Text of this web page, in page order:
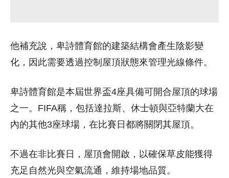
他補充說，卑詩體育館的建築結構會產生陰影變
化，因此需要透過控制屋頂狀態來管理光線條件。
卑詩體育館是本屆世界盃4座具備可開合屋頂的球場
之一。FIFA稱，包括達拉斯、休士頓與亞特蘭大在
內的其他3座球場，在比賽日都將關閉其屋頂。
不過在非比賽日，屋頂會開啟，以確保草皮能獲得
充足自然光與空氣流通，維持場地品質。